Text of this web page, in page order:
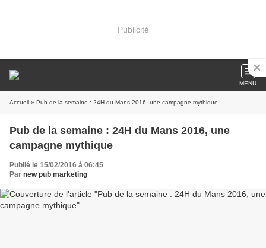
Publicité
MENU
Accueil » Pub de la semaine : 24H du Mans 2016, une campagne mythique
Pub de la semaine : 24H du Mans 2016, une
campagne mythique
Publié le 15/02/2016 à 06:45
Par new pub marketing